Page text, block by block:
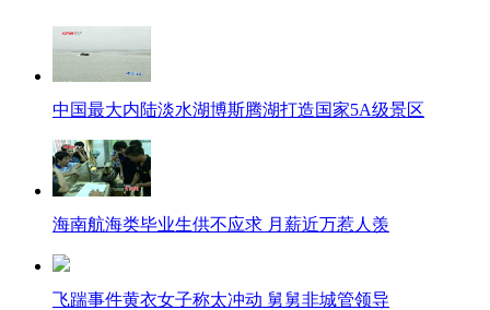
中国最大内陆淡水湖博斯腾湖打造国家5A级景区
海南航海类毕业生供不应求 月薪近万惹人羡
飞踹事件黄衣女子称太冲动 舅舅非城管领导